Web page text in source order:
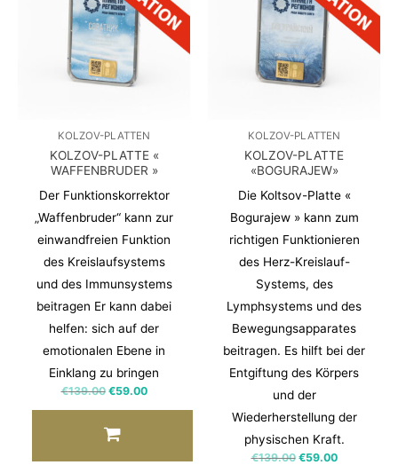
KOLZOV-PLATTEN
KOLZOV-PLATTE «
WAFFENBRUDER »
Der Funktionskorrektor
„Waffenbruder“ kann zur
einwandfreien Funktion
des Kreislaufsystems
und des Immunsystems
beitragen Er kann dabei
helfen: sich auf der
emotionalen Ebene in
Einklang zu bringen
€139.00 €59.00
KOLZOV-PLATTEN
KOLZOV-PLATTE
«BOGURAJEW»
Die Koltsov-Platte «
Bogurajew » kann zum
richtigen Funktionieren
des Herz-Kreislauf-
Systems, des
Lymphsystems und des
Bewegungsapparates
beitragen. Es hilft bei der
Entgiftung des Körpers
und der
Wiederherstellung der
physischen Kraft.
€139.00 €59.00